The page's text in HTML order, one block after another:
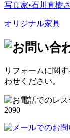
写真家•石川直樹
オリジナル家具
リフォームに関
わせください。